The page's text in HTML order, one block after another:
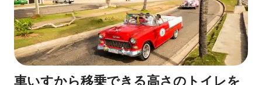
車いすから移乗できる高さのトイレを